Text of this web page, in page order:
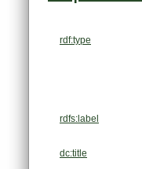
rdf:type
rdfs:label
dc:title